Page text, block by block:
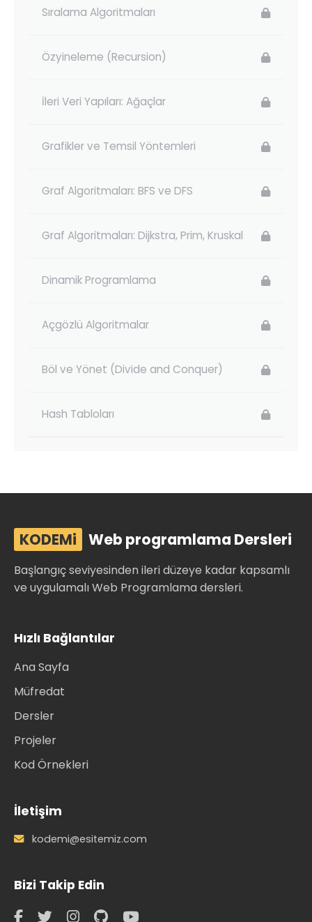
Sıralama Algoritmaları
Özyineleme (Recursion)
İleri Veri Yapıları: Ağaçlar
Grafikler ve Temsil Yöntemleri
Graf Algoritmaları: BFS ve DFS
Graf Algoritmaları: Dijkstra, Prim, Kruskal
Dinamik Programlama
Açgözlü Algoritmalar
Böl ve Yönet (Divide and Conquer)
Hash Tabloları
KODEMi Web programlama Dersleri
Başlangıç seviyesinden ileri düzeye kadar kapsamlı
ve uygulamalı Web Programlama dersleri.
Hızlı Bağlantılar
Ana Sayfa
Müfredat
Dersler
Projeler
Kod Örnekleri
İletişim
kodemi@esitemiz.com
Bizi Takip Edin